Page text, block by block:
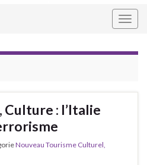
Culture : l’Italie
Nouveau Tourisme Culturel,